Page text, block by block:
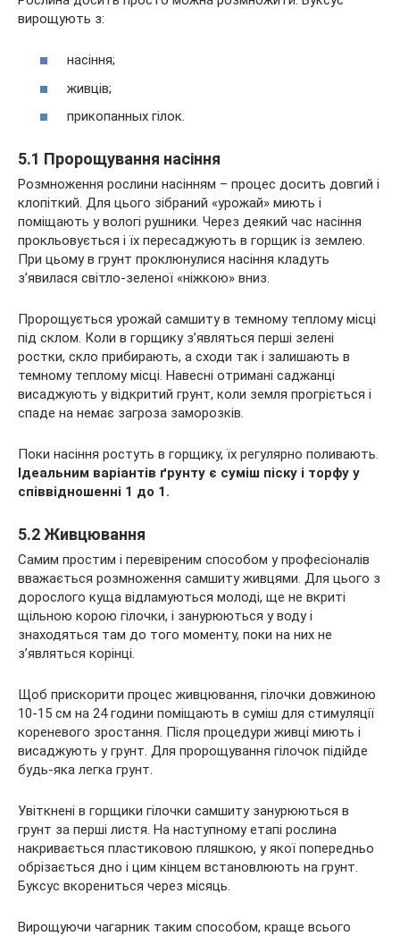
вирощують з:
насіння;
живців;
прикопанных гілок.
5.1 Пророщування насіння
Розмноження рослини насінням – процес досить довгий і
клопіткий. Для цього зібраний «урожай» миють і
поміщають у вологі рушники. Через деякий час насіння
прокльовується і їх пересаджують в горщик із землею.
При цьому в грунт проклюнулися насіння кладуть
з’явилася світло-зеленої «ніжкою» вниз.
Пророщується урожай самшиту в темному теплому місці
під склом. Коли в горщику з’являться перші зелені
ростки, скло прибирають, а сходи так і залишають в
темному теплому місці. Навесні отримані саджанці
висаджують у відкритий грунт, коли земля прогріється і
спаде на немає загроза заморозків.
Поки насіння ростуть в горщику, їх регулярно поливають.
Ідеальним варіантів ґрунту є суміш піску і торфу у
співвідношенні 1 до 1.
5.2 Живцювання
Самим простим і перевіреним способом у професіоналів
вважається розмноження самшиту живцями. Для цього з
дорослого куща відламуються молоді, ще не вкриті
щільною корою гілочки, і занурюються у воду і
знаходяться там до того моменту, поки на них не
з’являться корінці.
Щоб прискорити процес живцювання, гілочки довжиною
10-15 см на 24 години поміщають в суміш для стимуляції
кореневого зростання. Після процедури живці миють і
висаджують у грунт. Для пророщування гілочок підійде
будь-яка легка грунт.
Увіткнені в горщики гілочки самшиту занурюються в
грунт за перші листя. На наступному етапі рослина
накривається пластиковою пляшкою, у якої попередньо
обрізається дно і цим кінцем встановлюють на грунт.
Буксус вкорениться через місяць.
Вирощуючи чагарник таким способом, краще всього